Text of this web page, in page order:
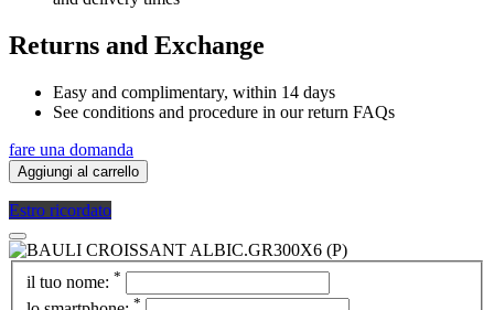
Returns and Exchange
Easy and complimentary, within 14 days
See conditions and procedure in our return FAQs
fare una domanda
Aggiungi al carrello
Estro ricordato
il tuo nome: *
*